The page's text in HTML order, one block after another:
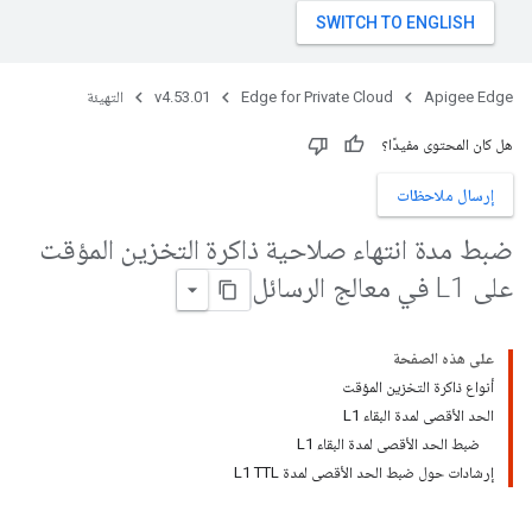
Apigee Edge
Edge for Private Cloud
v4.53.01 التهيئة
هل كان المحتوى مفيدًا؟
إرسال ملاحظات
ضبط مدة انتهاء صلاحية ذاكرة التخزين المؤقت
على L1 في معالج الرسائل
على هذه الصفحة
أنواع ذاكرة التخزين المؤقت
الحد الأقصى لمدة البقاء L1
ضبط الحد الأقصى لمدة البقاء L1
إرشادات حول ضبط الحد الأقصى لمدة L1 TTL